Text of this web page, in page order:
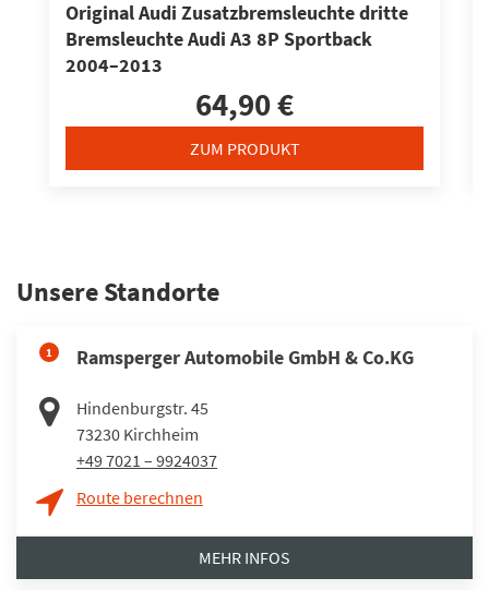
Original Audi Zusatzbremsleuchte dritte
Bremsleuchte Audi A3 8P Sportback
2004–2013
64,90 €
ZUM PRODUKT
Unsere Standorte
1 Ramsperger Automobile GmbH & Co.KG
Hindenburgstr. 45
73230 Kirchheim
+49 7021 – 9924037
Route berechnen
MEHR INFOS